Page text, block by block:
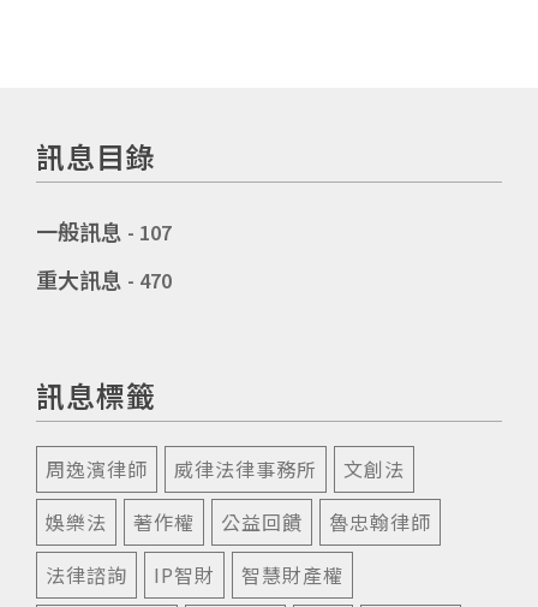
訊息目錄
一般訊息 - 107
重大訊息 - 470
訊息標籤
周逸濱律師 威律法律事務所
文創法
娛樂法
著作權 公益回饋
魯忠翰律師
法律諮詢
IP智財
智慧財產權